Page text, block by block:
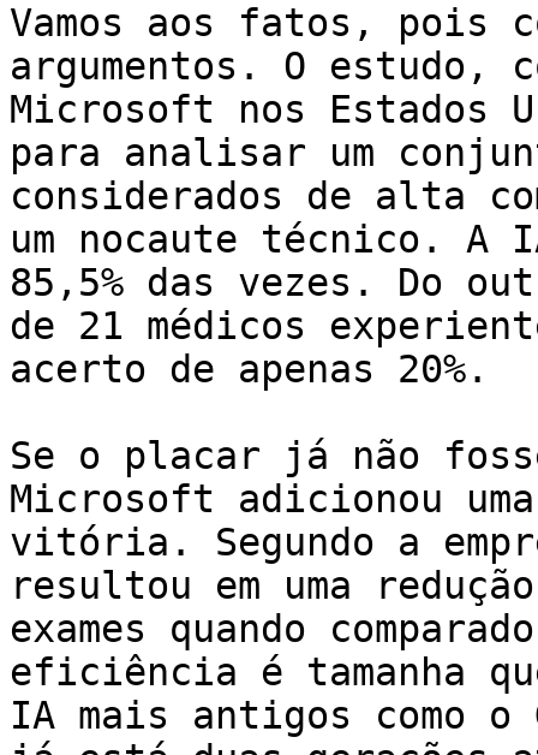
Vamos aos fatos, pois
argumentos. O estudo,
Microsoft nos Estados
para analisar um
considerados de alta
um nocaute técnico. A
85,5% das vezes. Do
de 21 médicos
acerto de apenas 20%.
Se o placar já não
Microsoft adicionou
vitória. Segundo a
resultou em uma
exames quando
eficiência é tamanha
IA mais antigos como